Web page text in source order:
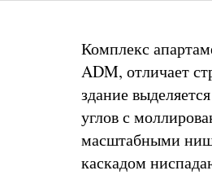
Комплекс
ADM, отличает
здание
углов с
масштабными
каскадом